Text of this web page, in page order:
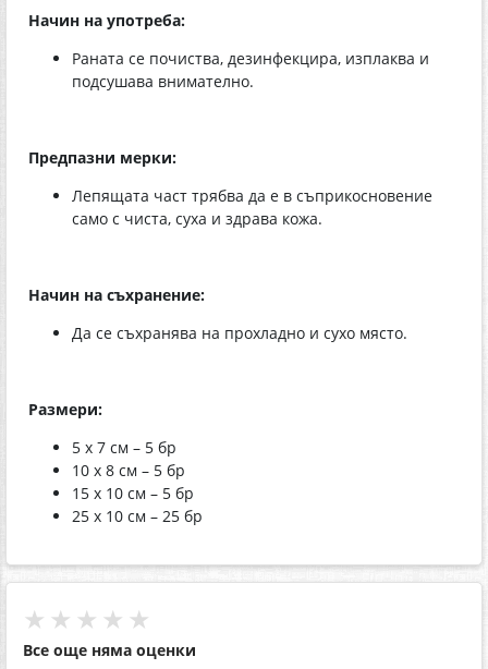
Начин на употреба:
Раната се почиства, дезинфекцира, изплаква и
подсушава внимателно.
Предпазни мерки:
Лепящата част трябва да е в съприкосновение
само с чиста, суха и здрава кожа.
Начин на съхранение:
Да се съхранява на прохладно и сухо място.
Размери:
5 х 7 см – 5 бр
10 х 8 см – 5 бр
15 х 10 см – 5 бр
25 х 10 см – 25 бр
★★★★★
Все още няма оценки